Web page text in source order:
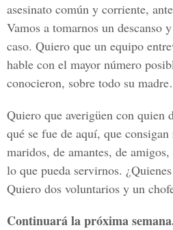
asesinato común y corriente,
Vamos a tomarnos un descanso
caso. Quiero que un equipo
hable con el mayor número
conocieron, sobre todo su
Quiero que averigüen con quien
qué se fue de aquí, que
maridos, de amantes, de
lo que pueda servirnos.
Quiero dos voluntarios y un
Continuará la próxima